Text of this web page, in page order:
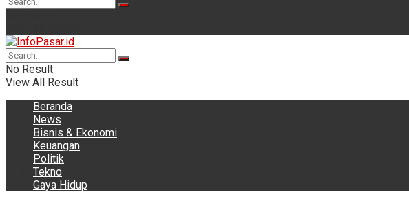
No Result
View All Result
Beranda
News
Bisnis & Ekonomi
Keuangan
Politik
Tekno
Gaya Hidup